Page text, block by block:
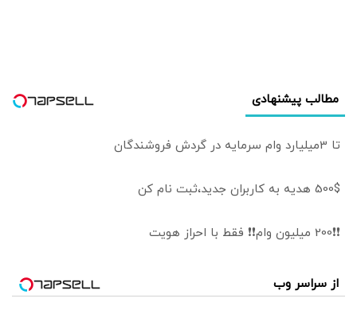
مطالب پیشنهادی
تا 3میلیارد وام سرمایه در گردش فروشندگان
500$ هدیه به کاربران جدید،ثبت نام کن
❗❗200 میلیون وام❗❗ فقط با احراز هویت
از سراسر وب